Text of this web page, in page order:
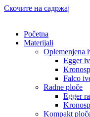
Скочите на садржај
Početna
Materijali
Oplemenjena
Egger
Falco
Radne ploče
Egger
Kompakt